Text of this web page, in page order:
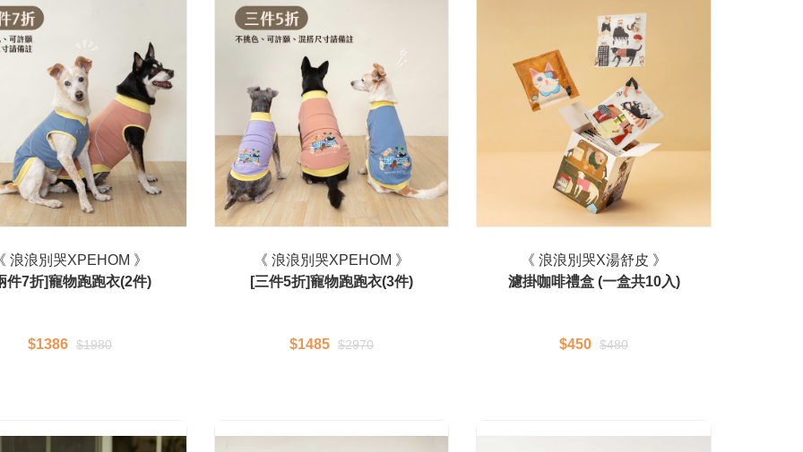
浪浪別哭XPEHOM 》
件7折]寵物跑跑衣(2件)
$1386 $1980
《 浪浪別哭XPEHOM 》
[三件5折]寵物跑跑衣(3件)
$1485 $2970
《 浪浪別哭X湯舒皮 》
濾掛咖啡禮盒 (一盒共10入)
$450 $480